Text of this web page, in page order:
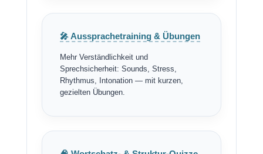
🎤 Aussprachetraining & Übungen
Mehr Verständlichkeit und
Sprechsicherheit: Sounds, Stress,
Rhythmus, Intonation — mit kurzen,
gezielten Übungen.